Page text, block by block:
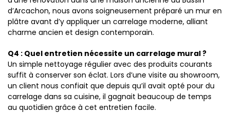
d’Arcachon, nous avons soigneusement préparé un mur en
plâtre avant d’y appliquer un carrelage moderne, alliant
charme ancien et design contemporain.
Q4 : Quel entretien nécessite un carrelage mural ?
Un simple nettoyage régulier avec des produits courants
suffit à conserver son éclat. Lors d’une visite au showroom,
un client nous confiait que depuis qu’il avait opté pour du
carrelage dans sa cuisine, il gagnait beaucoup de temps
au quotidien grâce à cet entretien facile.